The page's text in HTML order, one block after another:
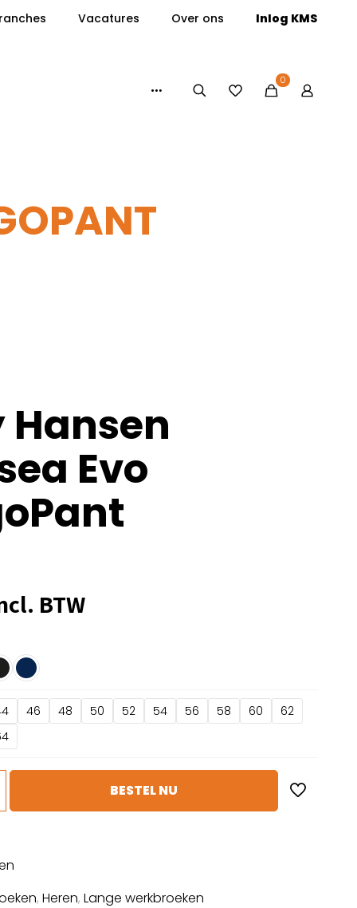
Vacatures Over ons Inlog KMS
0
Hansen
Evo
BTW
46 48 50 52 54 56 58 60
62
BESTEL NU
, Heren, Lange werkbroeken